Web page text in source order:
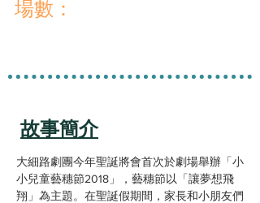
​場數：
大細路劇團今年聖誕將會首次於劇場舉辦「小
小兒童藝穗節2018」，藝穗節以「讓夢想飛
翔」為主題。在聖誕假期間，家長和小朋友們
故事簡介